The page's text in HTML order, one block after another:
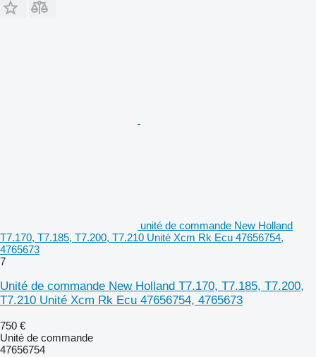
unité de commande New Holland
T7.170, T7.185, T7.200, T7.210 Unité Xcm Rk Ecu 47656754,
4765673
7
Unité de commande New Holland T7.170, T7.185, T7.200,
T7.210 Unité Xcm Rk Ecu 47656754, 4765673
750 €
Unité de commande
47656754